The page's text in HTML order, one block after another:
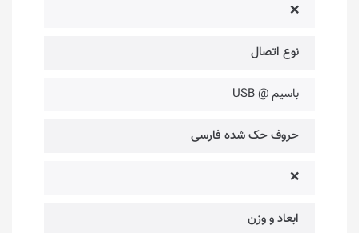
❌
نوع اتصال
باسیم @ USB
حروف حک شده فارسی
❌
ابعاد و وزن